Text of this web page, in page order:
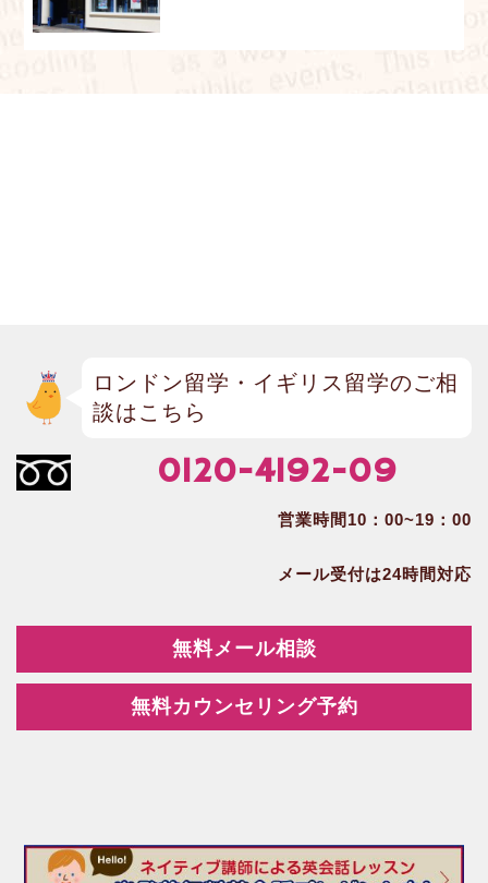
ロンドン留学・イギリス留学のご相
談はこちら
0120-4192-09
営業時間10：00~19：00
メール受付は24時間対応
無料メール相談
無料カウンセリング予約